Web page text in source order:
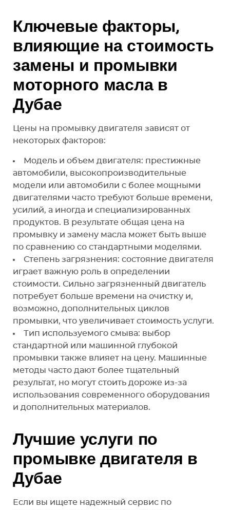
Ключевые факторы,
влияющие на стоимость
замены и промывки
моторного масла в
Дубае
Цены на промывку двигателя зависят от
некоторых факторов:
Модель и объем двигателя: престижные
автомобили, высокопроизводительные
модели или автомобили с более мощными
двигателями часто требуют больше времени,
усилий, а иногда и специализированных
продуктов. В результате общая цена на
промывку и замену масла может быть выше
по сравнению со стандартными моделями.
Степень загрязнения: состояние двигателя
играет важную роль в определении
стоимости. Сильно загрязненный двигатель
потребует больше времени на очистку и,
возможно, дополнительных циклов
промывки, что увеличивает стоимость услуги.
Тип используемого смыва: выбор
стандартной или машинной глубокой
промывки также влияет на цену. Машинные
методы часто дают более тщательный
результат, но могут стоить дороже из-за
использования современного оборудования
и дополнительных материалов.
Лучшие услуги по
промывке двигателя в
Дубае
Если вы ищете надежный сервис по